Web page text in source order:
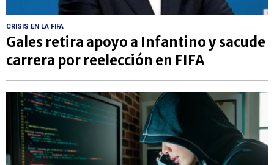
CRISIS EN LA FIFA
Gales retira apoyo a Infantino y sacude
carrera por reelección en FIFA